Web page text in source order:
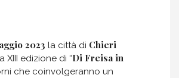
2023 la città di Chieri
XIII edizione di “Di Freisa in
che coinvolgeranno un